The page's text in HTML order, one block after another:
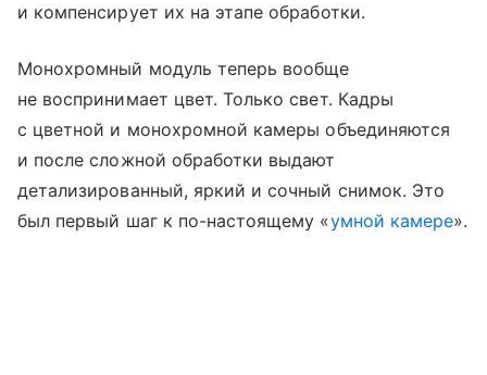
и компенсирует их на этапе обработки.
Монохромный модуль теперь вообще
не воспринимает цвет. Только свет. Кадры
с цветной и монохромной камеры объединяются
и после сложной обработки выдают
детализированный, яркий и сочный снимок. Это
был первый шаг к по-настоящему «умной камере».